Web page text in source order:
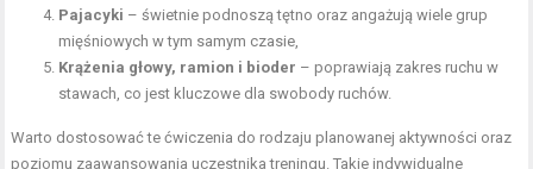
Pajacyki – świetnie podnoszą tętno oraz angażują wiele grup
mięśniowych w tym samym czasie,
Krążenia głowy, ramion i bioder – poprawiają zakres ruchu w
stawach, co jest kluczowe dla swobody ruchów.
Warto dostosować te ćwiczenia do rodzaju planowanej aktywności oraz
poziomu zaawansowania uczestnika treningu. Takie indywidualne